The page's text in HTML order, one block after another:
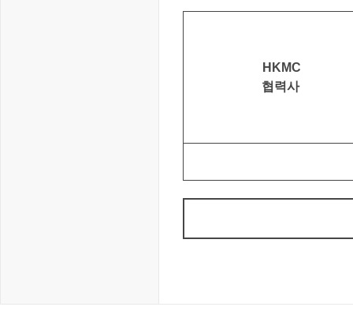
HKMC
협력사